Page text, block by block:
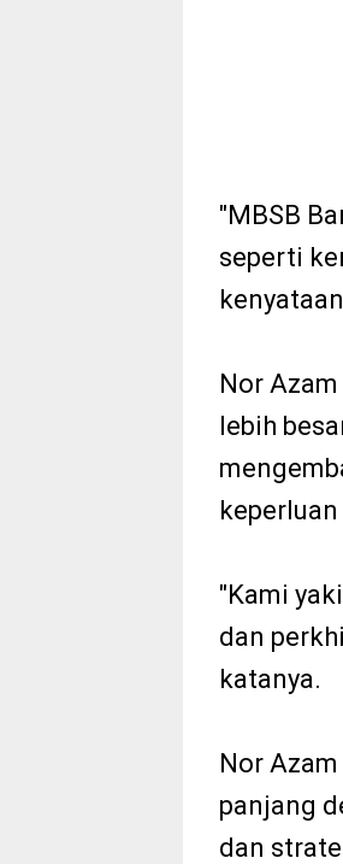
"MBSB
seperti
Nor
lebih
"Kami
dan
katanya.
Nor
panjang
dan